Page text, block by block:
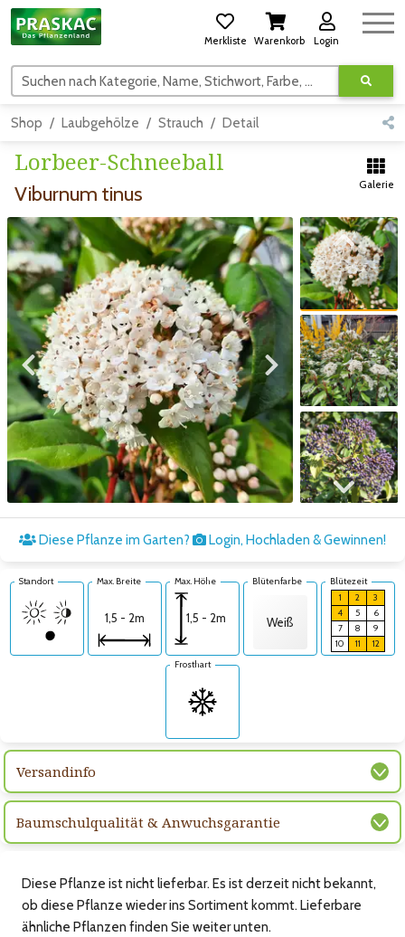
Merkliste Warenkorb Login
Suchen nach Kategorie, Name, Stichwort, Farbe, usw.
Shop Laubgehölze Strauch Detail
Lorbeer-Schneeball
Viburnum tinus Galerie
Zum vorigen Bild Zum nächsten Bild
Zum vorigen Bild
Zum nächsten Bild
Diese Pflanze im Garten? Login, Hochladen & Gewinnen!
Standort Max. Breite
1,5 - 2m
Max. Höhe
1,5 - 2m
Blütenfarbe
Weiß
Blütezeit
1
2
3
4
5
6
7
8
9
10
11
12
Frosthart
Versandinfo
Baumschulqualität & Anwuchsgarantie
Diese Pflanze ist nicht lieferbar. Es ist derzeit nicht bekannt,
ob diese Pflanze wieder ins Sortiment kommt. Lieferbare
ähnliche Pflanzen finden Sie weiter unten.